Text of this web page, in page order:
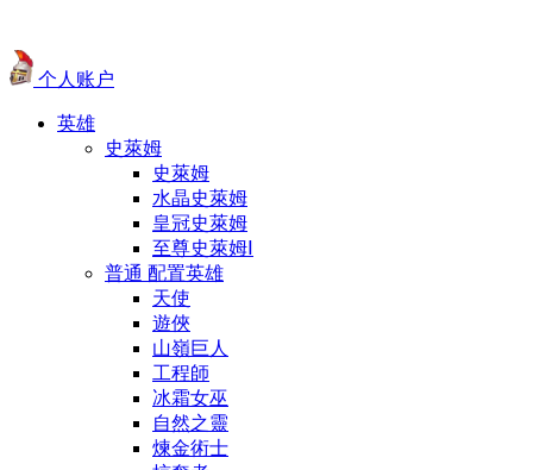
个人账户
英雄
史萊姆
史萊姆
水晶史萊姆
皇冠史萊姆
至尊史萊姆Ⅰ
普通 配置英雄
天使
遊俠
山嶺巨人
工程師
冰霜女巫
自然之靈
煉金術士